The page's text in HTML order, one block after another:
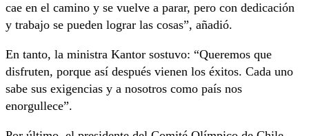
cae en el camino y se vuelve a parar, pero con dedicación
y trabajo se pueden lograr las cosas”, añadió.
En tanto, la ministra Kantor sostuvo: “Queremos que
disfruten, porque así después vienen los éxitos. Cada uno
sabe sus exigencias y a nosotros como país nos
enorgullece”.